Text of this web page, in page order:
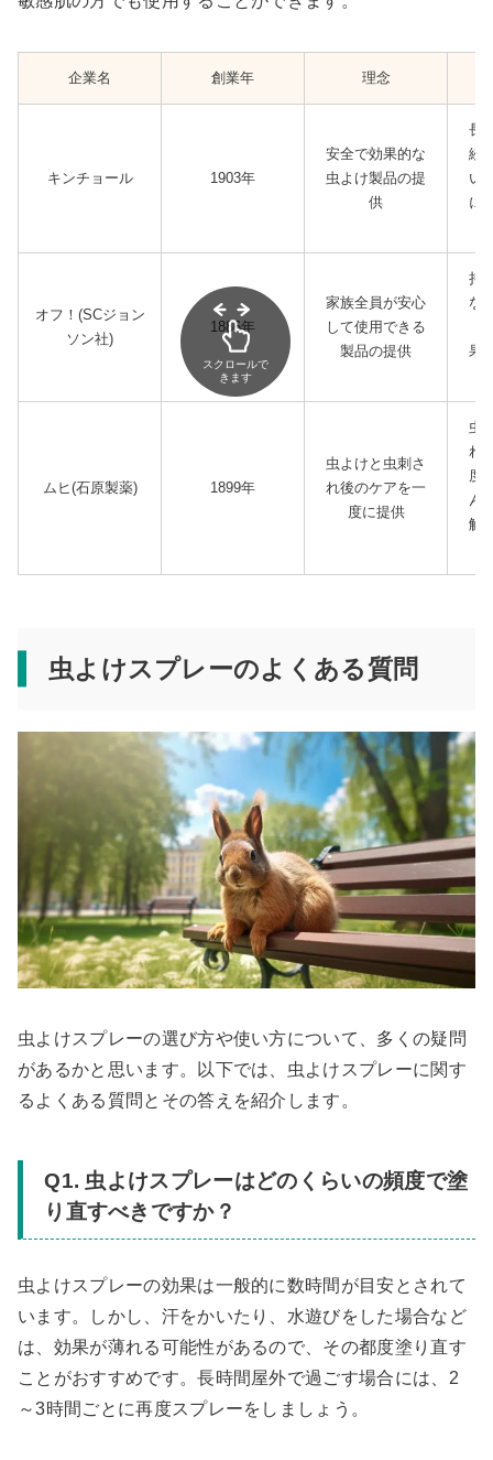
企業名 創業年 理念
キンチョール 1903年
安全で効果的な
虫よけ製品の提
供
長
続
い
に
オフ！(SCジョン
ソン社)
1886年
家族全員が安心
して使用できる
製品の提供
持
な
果
ムヒ(石原製薬) 1899年
虫よけと虫刺さ
れ後のケアを一
度に提供
虫
れ
度
ん
触
スクロールで
きます
虫よけスプレーのよくある質問
虫よけスプレーの選び方や使い方について、多くの疑問
があるかと思います。以下では、虫よけスプレーに関す
るよくある質問とその答えを紹介します。
Q1. 虫よけスプレーはどのくらいの頻度で塗
り直すべきですか？
虫よけスプレーの効果は一般的に数時間が目安とされて
います。しかし、汗をかいたり、水遊びをした場合など
は、効果が薄れる可能性があるので、その都度塗り直す
ことがおすすめです。長時間屋外で過ごす場合には、2
～3時間ごとに再度スプレーをしましょう。